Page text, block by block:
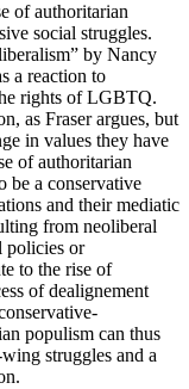
of authoritarian
social struggles.
by Nancy
a reaction to
rights of LGBTQ.
as Fraser argues, but
in values they have
of authoritarian
be a conservative
and their mediatic
from neoliberal
policies or
to the rise of
of dealignement
populism can thus
struggles and a